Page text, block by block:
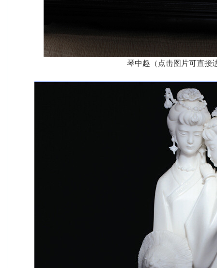
琴中趣（点击图片可直接